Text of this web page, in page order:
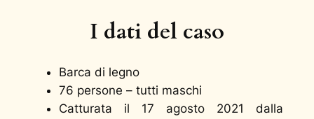
I dati del caso
Barca di legno
76 persone – tutti maschi
Catturata il 17 agosto 2021 dalla